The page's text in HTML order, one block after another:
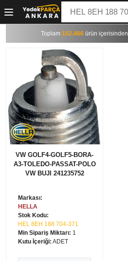
Toplam 102.466 ürün içerisinden
VW GOLF4-GOLF5-BORA-
A3-TOLEDO-PASSAT-POLO
VW BUJI 241235752
Markası:
HELLA
Stok Kodu:
HEL 8EH 188 704-371
Min Sipariş Miktarı: 1
Kutu İçeriği: ADET